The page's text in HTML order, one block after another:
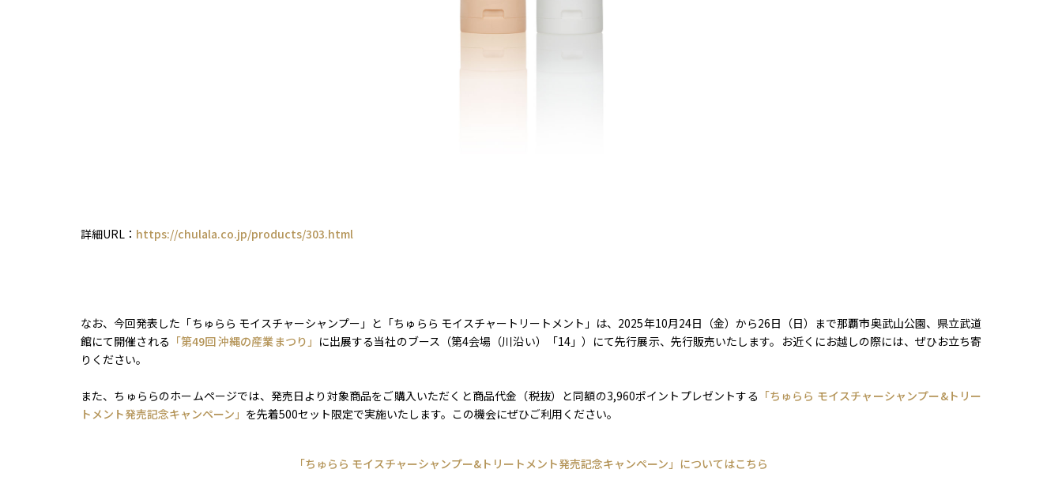
詳細URL： https://chulala.co.jp/products/303.html
なお、今回発表した「ちゅらら モイスチャーシャンプー」と「ちゅらら モイスチャートリートメント」は、2025年10月24日（金）から26日（日）まで那覇市奥武山公園、県立武道
館にて開催される 「第49回 沖縄の産業まつり」 に出展する当社のブース（第4会場（川沿い）「14」）にて先行展示、先行販売いたします。お近くにお越しの際には、ぜひお立ち寄
りください。
また、ちゅららのホームページでは、発売日より対象商品をご購入いただくと商品代金（税抜）と同額の3,960ポイントプレゼントする 「ちゅらら モイスチャーシャンプー&トリー
トメント発売記念キャンペーン」 を先着500セット限定で実施いたします。この機会にぜひご利用ください。
「ちゅらら モイスチャーシャンプー&トリートメント発売記念キャンペーン」についてはこちら